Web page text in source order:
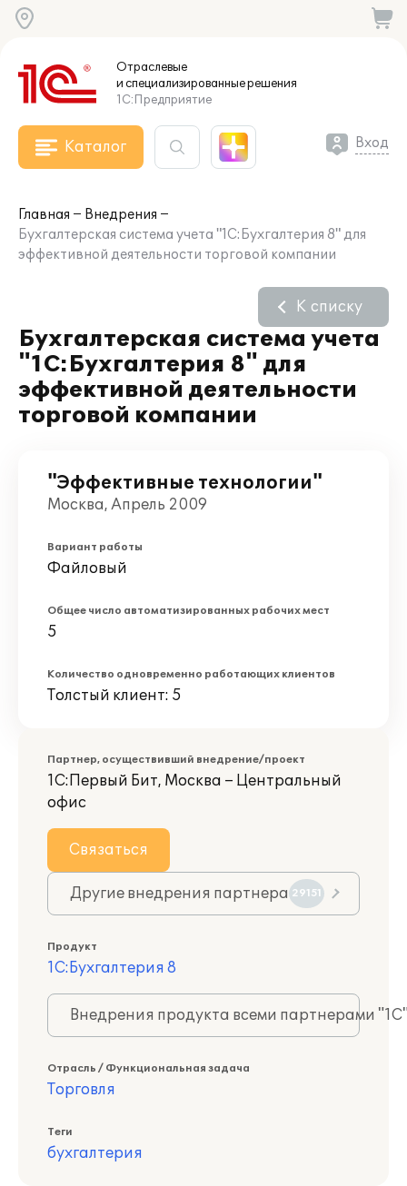
Отраслевые
и специализированныерешения
1С:Предприятие
Каталог Вход
Главная
Внедрения
Бухгалтерская система учета "1С:Бухгалтерия 8" для
эффективной деятельности торговой компании
Бухгалтерская система учета
"1С:Бухгалтерия 8" для
эффективной деятельности
торговой компании
К списку
"Эффективные технологии"
Москва, Апрель 2009
Вариант работы
Файловый
Общее число автоматизированных рабочих мест
5
Количество одновременно работающих клиентов
Толстый клиент: 5
Партнер, осуществивший внедрение/проект
1С:Первый Бит, Москва – Центральный
офис
Связаться
Другие внедрения партнера 29151
Продукт
1С:Бухгалтерия 8
Внедрения продукта всеми партнерами
Отрасль / Функциональная задача
Торговля
Теги
бухгалтерия